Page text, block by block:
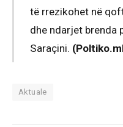
të rrezikohet në
dhe ndarjet brenda
Saraçini.
Aktuale